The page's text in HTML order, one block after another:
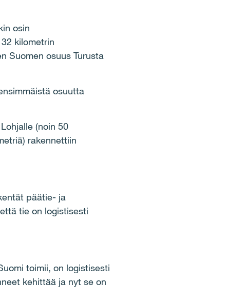
osin
kilometrin
Suomen osuus Turusta
osuutta
(noin 50
rakennettiin
päätie- ja
tie on logistisesti
toimii, on logistisesti
kehittää ja nyt se on